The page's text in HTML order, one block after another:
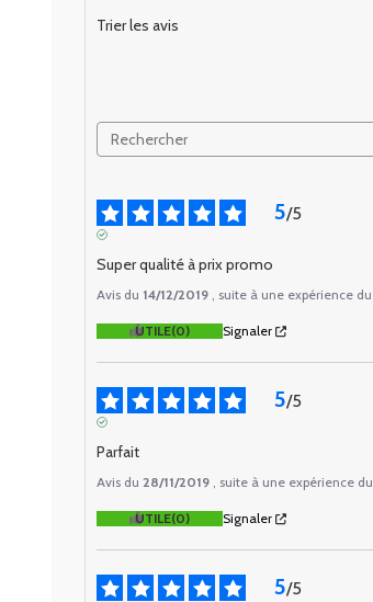
Trier les avis
5/5
Super qualité à prix promo
Avis du 14/12/2019 , suite à une expérience du
UTILE(0) Signaler
5/5
Parfait
Avis du 28/11/2019 , suite à une expérience du
UTILE(0) Signaler
5/5